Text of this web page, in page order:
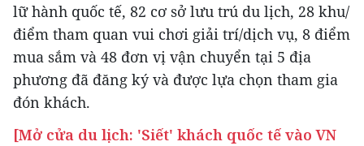
lữ hành quốc tế, 82 cơ sở lưu trú du lịch, 28 khu/
điểm tham quan vui chơi giải trí/dịch vụ, 8 điểm
mua sắm và 48 đơn vị vận chuyển tại 5 địa
phương đã đăng ký và được lựa chọn tham gia
đón khách.
[Mở cửa du lịch: 'Siết' khách quốc tế vào VN